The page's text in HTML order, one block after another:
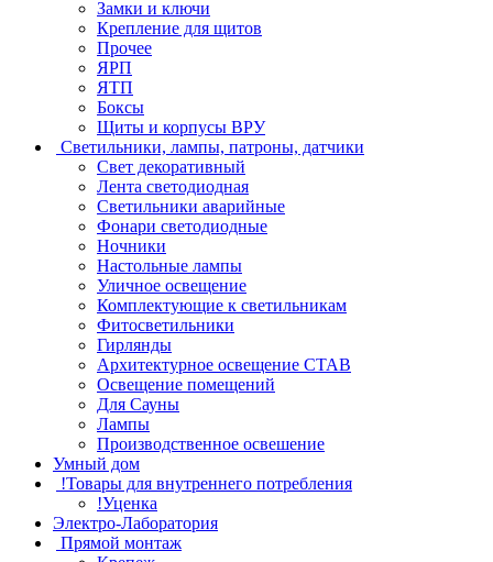
Замки и ключи
Крепление для щитов
Прочее
ЯРП
ЯТП
Боксы
Щиты и корпусы ВРУ
Светильники, лампы, патроны, датчики
Свет декоративный
Лента светодиодная
Светильники аварийные
Фонари светодиодные
Ночники
Настольные лампы
Уличное освещение
Комплектующие к светильникам
Фитосветильники
Гирлянды
Архитектурное освещение СТАВ
Освещение помещений
Для Сауны
Лампы
Производственное освешение
Умный дом
!Товары для внутреннего потребления
!Уценка
Электро-Лаборатория
Прямой монтаж